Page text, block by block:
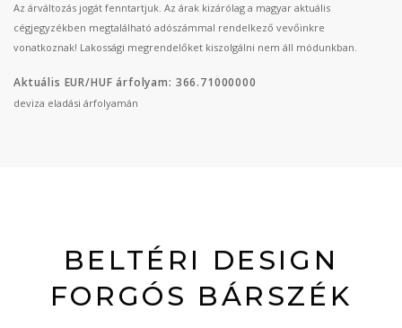
Az árváltozás jogát fenntartjuk. Az árak kizárólag a magyar aktuális
cégjegyzékben megtalálható adószámmal rendelkező vevőinkre
vonatkoznak! Lakossági megrendelőket kiszolgálni nem áll módunkban.
Aktuális EUR/HUF árfolyam: 366.71000000
deviza eladási árfolyamán
BELTÉRI DESIGN
FORGÓS BÁRSZÉK